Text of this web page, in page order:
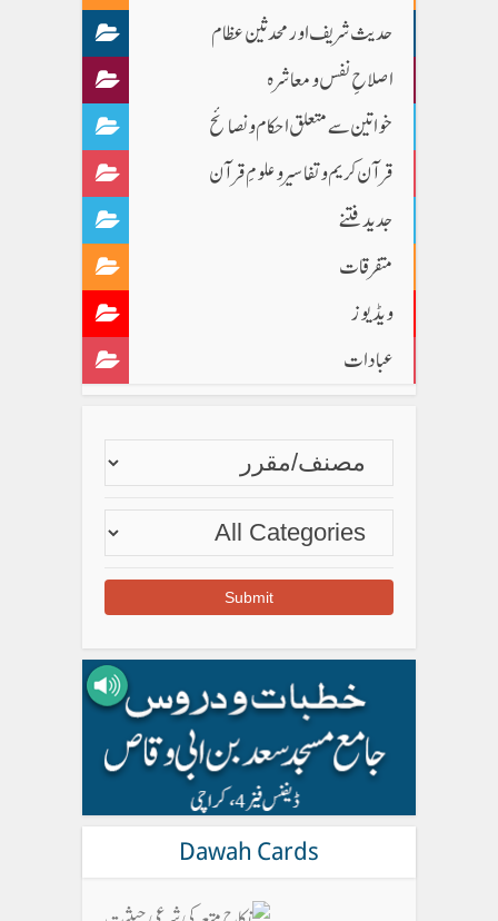
حدیث شریف اور محدثین عظام
اصلاحِ نفس و معاشرہ
خواتین سے متعلق احکام و نصائح
قرآن کریم و تفاسیر و علومِ قرآن
جدید فتنے
متفرقات
ویڈیوز
عبادات
Dawah Cards